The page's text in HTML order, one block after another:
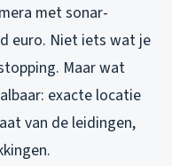
met sonar-
euro. Niet iets wat je
Maar wat
exacte locatie
van de leidingen,